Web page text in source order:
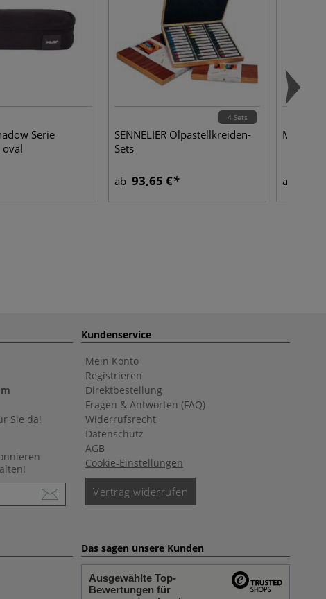
Serie
oval
4 Sets
SENNELIER Ölpastellkreiden-
Sets
ab 93,65 € ab
Sie da!
Kundenservice
Mein Konto
Registrieren
Direktbestellung
Fragen & Antworten (FAQ)
Widerrufsrecht
Datenschutz
AGB
Cookie-Einstellungen
Vertrag widerrufen
Das sagen unsere Kunden
Ausgewählte Top-
Bewertungen für